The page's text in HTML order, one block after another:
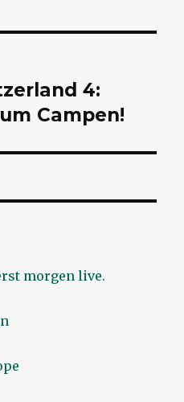
4:
Campen!
morgen live.